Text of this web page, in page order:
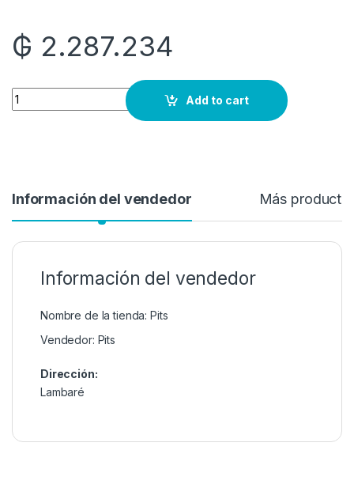
₲ 2.287.234
Quantity
Add to cart
Información del vendedor Más
Información del vendedor
Nombre de la tienda: Pits
Vendedor: Pits
Dirección:
Lambaré